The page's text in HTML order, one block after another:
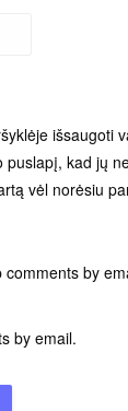
išsaugoti
kad jų
vėl norėsiu
by
by email.